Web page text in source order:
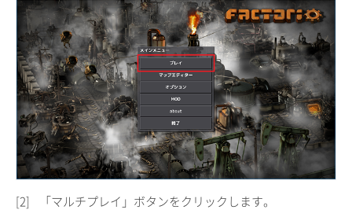
[2] 「マルチプレイ」ボタンをクリックします。